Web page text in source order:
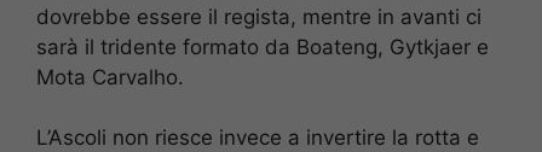
dovrebbe essere il regista, mentre in avanti ci
sarà il tridente formato da Boateng, Gytkjaer e
Mota Carvalho.
L’Ascoli non riesce invece a invertire la rotta e